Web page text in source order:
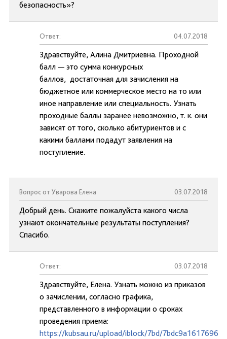
безопасность»?
Ответ: 04.07.2018
Здравствуйте, Алина Дмитриевна. Проходной
балл — это сумма конкурсных
баллов, достаточная для зачисления на
бюджетное или коммерческое место на то или
иное направление или специальность. Узнать
проходные баллы заранее невозможно, т. к. они
зависят от того, сколько абитуриентов и с
какими баллами подадут заявления на
поступление.
Вопрос от Уварова Елена 03.07.2018
Добрый день. Скажите пожалуйста какого числа
узнают окончательные результаты поступления?
Спасибо.
Ответ: 03.07.2018
Здравствуйте, Елена. Узнать можно из приказов
о зачислении, согласно графика,
представленного в информации о сроках
проведения приема:
https://kubsau.ru/upload/iblock/7bd/